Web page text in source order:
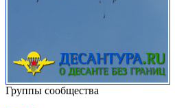
Группы сообщества